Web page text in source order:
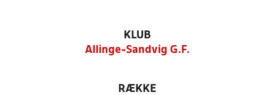
KLUB
Allinge-Sandvig G.F.
RÆKKE